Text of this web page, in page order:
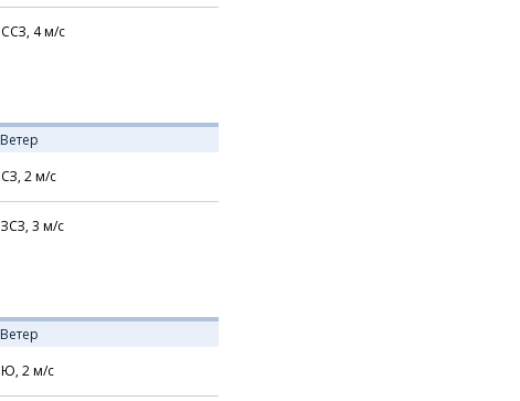
ССЗ, 4м/с
Ветер
СЗ, 2м/с
ЗСЗ, 3 м/с
Ветер
Ю, 2м/с